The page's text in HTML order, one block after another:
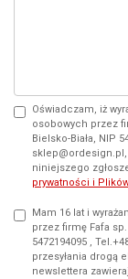
Oświadczam, iż
osobowych przez
Bielsko-Biała, NIP
niniejszego
prywatności i
Mam 16 lat i
przez firmę Fafa
5472194095 ,
przesyłania drogą
newslettera